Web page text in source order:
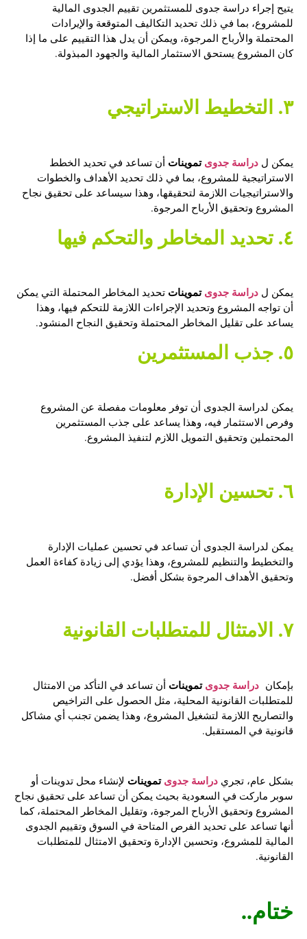
يتيح إجراء دراسة جدوى للمستثمرين تقييم الجدوى المالية
للمشروع، بما في ذلك تحديد التكاليف المتوقعة والإيرادات
المحتملة والأرباح المرجوة، ويمكن أن يدل هذا التقييم على ما إذا
كان المشروع يستحق الاستثمار المالية والجهود المبذولة.
يمكن ل دراسة جدوىتمويناتأن تساعد في تحديد الخطط
الاستراتيجية للمشروع، بما في ذلك تحديد الأهداف والخطوات
والاستراتيجيات اللازمة لتحقيقها، وهذا سيساعد على تحقيق نجاح
المشروع وتحقيق الأرباح المرجوة.
يمكن ل دراسة جدوىتمويناتتحديد المخاطر المحتملة التي يمكن
أن تواجه المشروع وتحديد الإجراءات اللازمة للتحكم فيها، وهذا
يساعد على تقليل المخاطر المحتملة وتحقيق النجاح المنشود.
يمكن لدراسة الجدوى أن توفر معلومات مفصلة عن المشروع
وفرص الاستثمار فيه، وهذا يساعد على جذب المستثمرين
المحتملين وتحقيق التمويل اللازم لتنفيذ المشروع.
يمكن لدراسة الجدوى أن تساعد في تحسين عمليات الإدارة
والتخطيط والتنظيم للمشروع، وهذا يؤدي إلى زيادة كفاءة العمل
وتحقيق الأهداف المرجوة بشكل أفضل.
بإمكاندراسة جدوىتمويناتأن تساعد في التأكد من الامتثال
للمتطلبات القانونية المحلية، مثل الحصول على التراخيص
والتصاريح اللازمة لتشغيل المشروع، وهذا يضمن تجنب أي مشاكل
قانونية في المستقبل.
بشكل عام، تجري دراسة جدوىتمويناتلإنشاء محل تدوينات أو
سوبر ماركت في السعودية بحيث يمكن أن تساعد على تحقيق نجاح
المشروع وتحقيق الأرباح المرجوة، وتقليل المخاطر المحتملة، كما
أنها تساعد على تحديد الفرص المتاحة في السوق وتقييم الجدوى
المالية للمشروع، وتحسين الإدارة وتحقيق الامتثال للمتطلبات
القانونية.
ختام..